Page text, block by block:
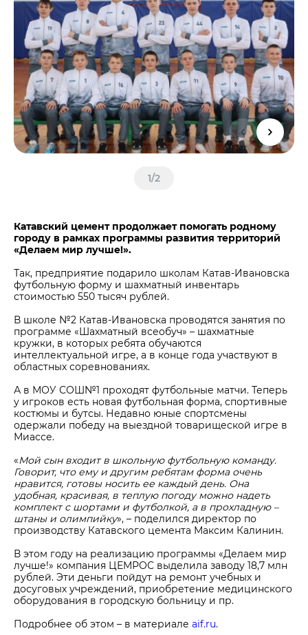
1/2
Катавский цемент продолжает помогать родному
городу в рамках программы развития территорий
«Делаем мир лучше!».
Так, предприятие подарило школам Катав-Ивановска
футбольную форму и шахматный инвентарь
стоимостью 550 тысяч рублей.
В школе №2 Катав-Ивановска проводятся занятия по
программе «Шахматный всеобуч» – шахматные
кружки, в которых ребята обучаются
интеллектуальной игре, а в конце года участвуют в
областных соревнованиях.
А в МОУ СОШ№1 проходят футбольные матчи. Теперь
у игроков есть новая футбольная форма, спортивные
костюмы и бутсы. Недавно юные спортсмены
одержали победу на выездной товарищеской игре в
Миассе.
«Мой сын входит в школьную футбольную команду.
Говорит, что ему и другим ребятам форма очень
нравится, готовы носить ее каждый день. Она
удобная, красивая, в теплую погоду можно надеть
комплект с шортами и футболкой, а в прохладную –
штаны и олимпийку», – поделился директор по
производству Катавского цемента Максим Калинин.
В этом году на реализацию программы «Делаем мир
лучше!» компания ЦЕМРОС выделила заводу 18,7 млн
рублей. Эти деньги пойдут на ремонт учебных и
досуговых учреждений, приобретение медицинского
оборудования в городскую больницу и пр.
Подробнее об этом – в материале aif.ru.
Центры дистрибуции
Реализация ТМЦ и непрофильных активов
Политика в области закупок
В помощь поставщику
Не только цемент
Люди ЦЕМРОСа
Технологии и тренды
Издание для клиентов
Аналитика цементной отрасли
Медиабанк
Пресса о нас
Служба доверия